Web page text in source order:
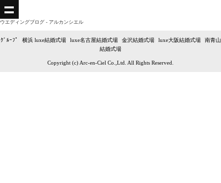
ウエディングブログ - アルカンシエル
ｸﾞﾙｰﾌﾟ 横浜 luxe結婚式場| luxe名古屋結婚式場 金沢結婚式場| luxe大阪結婚式場| 南青山
結婚式場
Copyright (c) Arc-en-Ciel Co.,Ltd. All Rights Reserved.